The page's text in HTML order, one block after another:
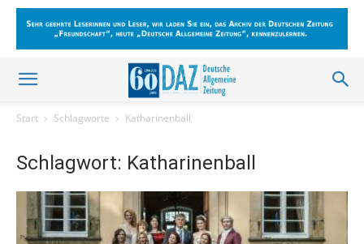
Start Schlagworte Katharinenball
Schlagwort: Katharinenball